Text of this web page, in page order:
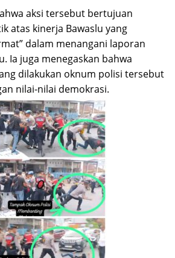
aksi tersebut bertujuan
atas kinerja Bawaslu yang
dalam menangani laporan
Ia juga menegaskan bahwa
dilakukan oknum polisi tersebut
nilai-nilai demokrasi.